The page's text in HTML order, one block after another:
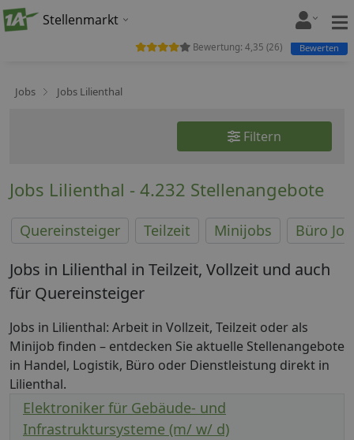
Stellenmarkt
Jobs Jobs Lilienthal
Filtern
Jobs Lilienthal - 4.232 Stellenangebote
Quereinsteiger Teilzeit Minijobs Büro
Bewertung: 4,35 (26) Bewerten
Jobs in Lilienthal in Teilzeit, Vollzeit und auch
für Quereinsteiger
Jobs in Lilienthal: Arbeit in Vollzeit, Teilzeit oder als
Minijob finden – entdecken Sie aktuelle Stellenangebote
in Handel, Logistik, Büro oder Dienstleistung direkt in
Lilienthal.
Elektroniker für Gebäude- und
Infrastruktursysteme (m/ w/ d)